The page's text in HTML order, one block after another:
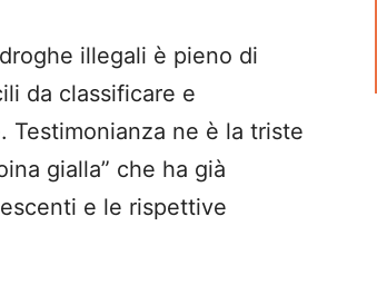
illegali è pieno di
da classificare e
Testimonianza ne è la triste
gialla” che ha già
e le rispettive